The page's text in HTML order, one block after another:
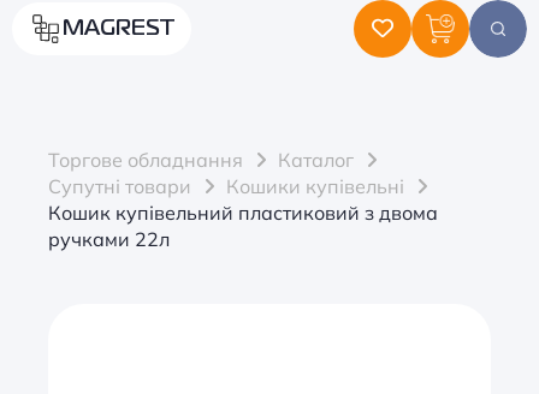
MAGREST
Торгове обладнання
Каталог
Супутні товари
Кошики купівельні
Кошик купівельний пластиковий з двома
ручками 22л